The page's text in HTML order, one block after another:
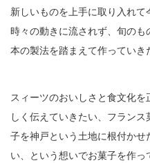
新しいものを上手に取り入れ
時々の動きに流されず、旬の
本の製法を踏まえて作っていき
スィーツのおいしさと食文化を
しく伝えていきたい、フランス
子を神戸という土地に根付かせ
い、という想いでお菓子を作っ